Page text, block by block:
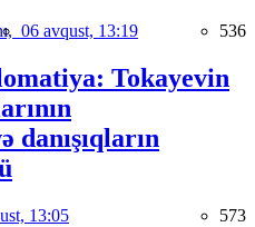
06 avqust, 13:19 536
Tokayevin
danışıqların
13:05 573